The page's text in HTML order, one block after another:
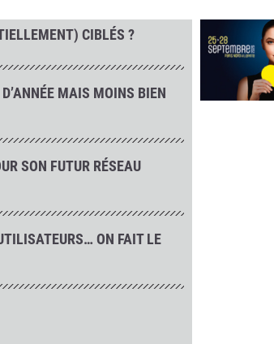
CIBLÉS ?
MAIS MOINS BIEN
SON FUTUR RÉSEAU
ON FAIT LE